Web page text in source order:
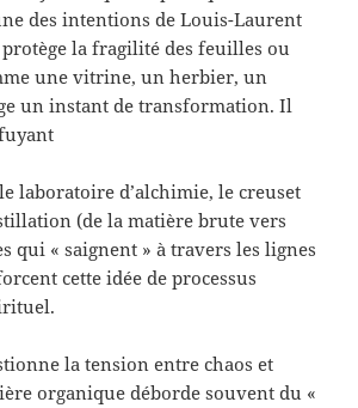
des intentions de Louis-Laurent
protège la fragilité des feuilles ou
une vitrine, un herbier, un
un instant de transformation. Il
laboratoire d’alchimie, le creuset
(de la matière brute vers
qui « saignent » à travers les lignes
cette idée de processus
la tension entre chaos et
organique déborde souvent du «